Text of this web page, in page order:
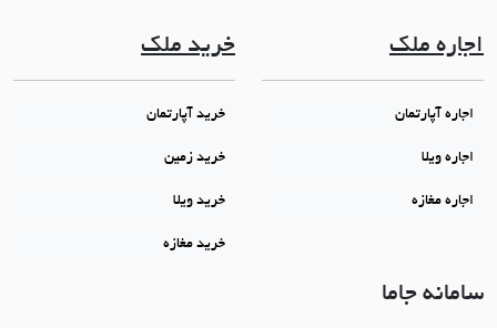
اجاره ملک
اجاره آپارتمان
اجاره ویلا
اجاره مغازه
خرید ملک
خرید آپارتمان
خرید زمین
خرید ویلا
خرید مغازه
سامانه جاما